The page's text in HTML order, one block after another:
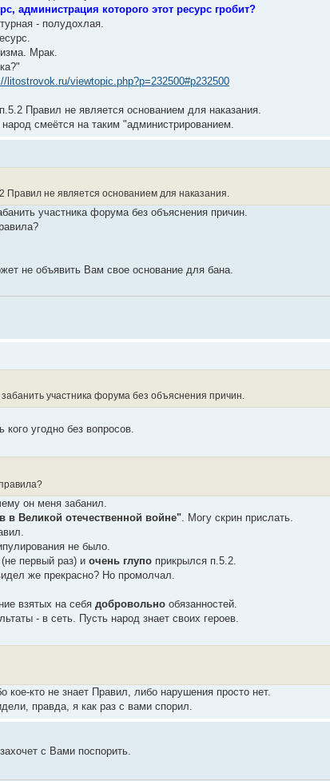
администрация которого этот ресурс гробит?
- полудохлая.
Мрак.
litostrovok.ru/viewtopic.php?p=232500#p232500
Правил не является основанием для наказания.
смеётся на таким "администрированием.
Правил не является основанием для наказания.
участника форума без объяснения причин.
не объявить Вам свое основание для бана.
участника форума без объяснения причин.
угодно без вопросов.
он меня забанил.
в Великой отечественной войне" . Могу скрин прислать.
не было.
первый раз) и очень глупо прикрылся п.5.2.
же прекрасно? Но промолчал.
взятых на себя добровольно обязанностей.
- в сеть. Пусть народ знает своих героев.
кто не знает Правил, либо нарушения просто нет.
правда, я как раз с вами спорил.
с Вами поспорить.